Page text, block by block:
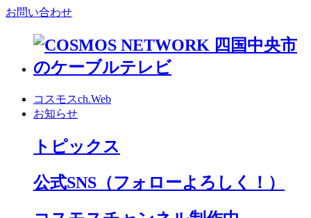
お問い合わせ
コスモスch.Web
お知らせ
トピックス
公式SNS （フォローよろしく！）